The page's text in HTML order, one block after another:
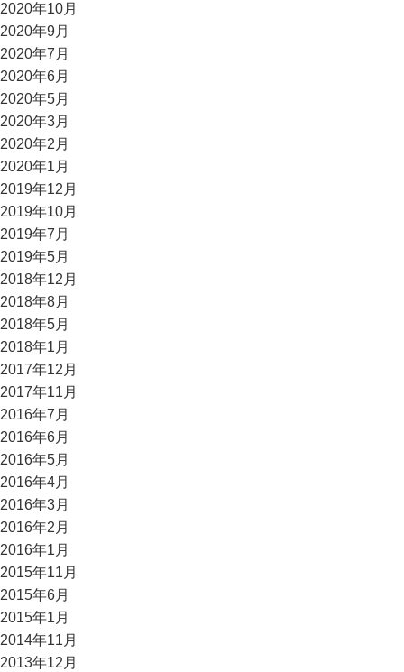
2020年10月
2020年9月
2020年7月
2020年6月
2020年5月
2020年3月
2020年2月
2020年1月
2019年12月
2019年10月
2019年7月
2019年5月
2018年12月
2018年8月
2018年5月
2018年1月
2017年12月
2017年11月
2016年7月
2016年6月
2016年5月
2016年4月
2016年3月
2016年2月
2016年1月
2015年11月
2015年6月
2015年1月
2014年11月
2013年12月